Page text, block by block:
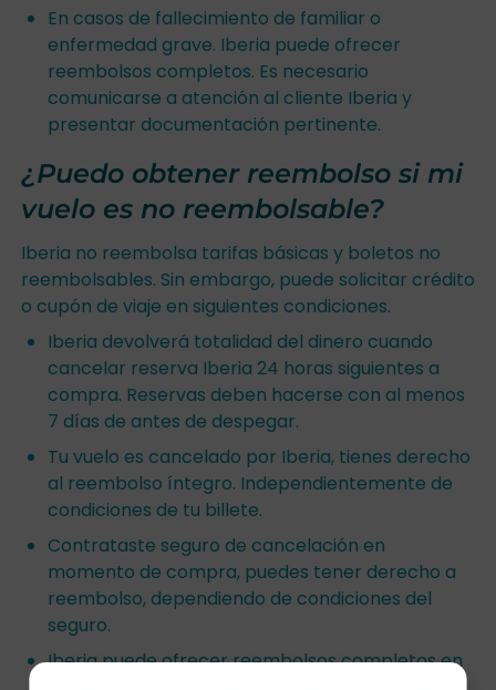
En casos de fallecimiento de familiar o
enfermedad grave. Iberia puede ofrecer
reembolsos completos. Es necesario
comunicarse a atención al cliente Iberia y
presentar documentación pertinente.
¿Puedo obtener reembolso si mi
vuelo es no reembolsable?
Iberia no reembolsa tarifas básicas y boletos no
reembolsables. Sin embargo, puede solicitar crédito
o cupón de viaje en siguientes condiciones.
Iberia devolverá totalidad del dinero cuando
cancelar reserva Iberia 24 horas siguientes a
compra. Reservas deben hacerse con al menos
7 días de antes de despegar.
Tu vuelo es cancelado por Iberia, tienes derecho
al reembolso íntegro. Independientemente de
condiciones de tu billete.
Contrataste seguro de cancelación en
momento de compra, puedes tener derecho a
reembolso, dependiendo de condiciones del
seguro.
Iberia puede ofrecer reembolsos completos en